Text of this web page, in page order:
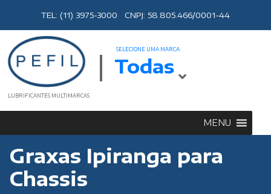
TEL: (11) 3975-3000 CNPJ: 58.805.466/0001-44
LUBRIFICANTES MULTIMARCAS
SELECIONE UMA MARCA:
Todas
MENU
Graxas Ipiranga para
Chassis